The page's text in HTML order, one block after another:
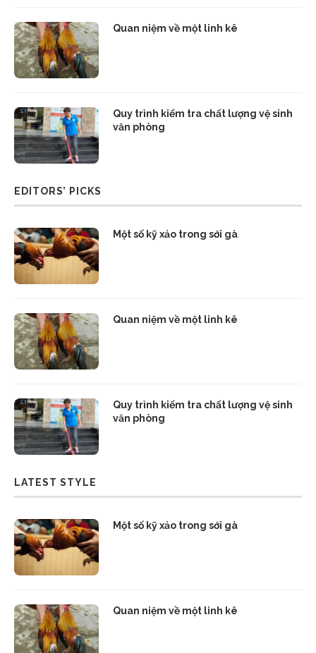
Quan niệm về một linh kê
Quy trình kiểm tra chất lượng vệ sinh
văn phòng
EDITORS’ PICKS
Một số kỹ xảo trong sới gà
Quan niệm về một linh kê
Quy trình kiểm tra chất lượng vệ sinh
văn phòng
LATEST STYLE
Một số kỹ xảo trong sới gà
Quan niệm về một linh kê